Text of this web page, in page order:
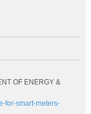
OF ENERGY &
for-smart-meters-